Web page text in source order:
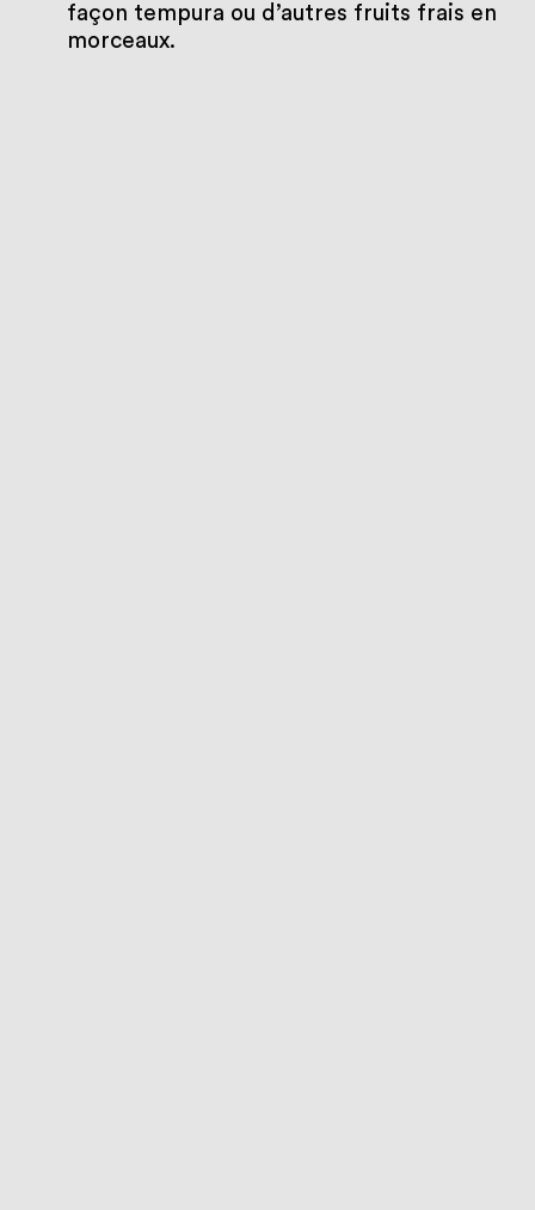
façon tempura ou d’autres fruits frais en
morceaux.